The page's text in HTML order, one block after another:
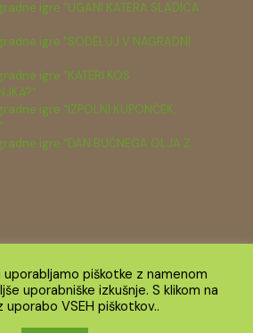
igre "UGANI KATERA SLADICA
igre "SODELUJ V NAGRADNI
igre "KATERI KOS
igre "IZPOLNI KUPONČEK,
igre "DAN BUČNEGA OLJA Z
TRANS z.o.o. Vse pravice pridržane.
piškotke z namenom
uporabniške izkušnje. S klikom na
VSEH piškotkov..